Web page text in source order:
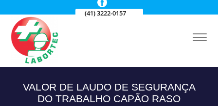
(41) 3222-0157
VALOR DE LAUDO DE SEGURANÇA
DO TRABALHO CAPÃO RASO